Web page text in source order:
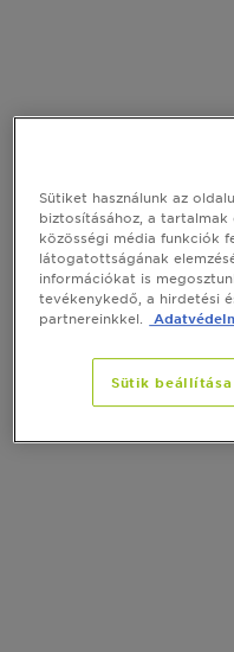
Sütiket használunk az
biztosításához, a tartalmak
közösségi média funkciók
látogatottságának
információkat is
tevékenykedő, a hirdetési
partnereinkkel.
Sütik beállítása